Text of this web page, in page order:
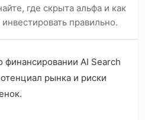
где скрыта альфа и как
правильно.
AI Search
рынка и риски